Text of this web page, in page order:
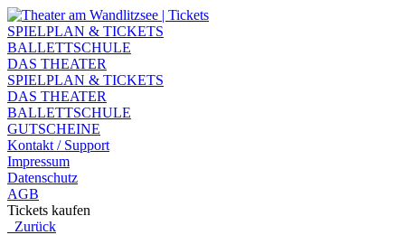
SPIELPLAN & TICKETS
BALLETTSCHULE
DAS THEATER
SPIELPLAN & TICKETS
DAS THEATER
BALLETTSCHULE
GUTSCHEINE
Kontakt / Support
Impressum
Datenschutz
AGB
Tickets kaufen
Zurück